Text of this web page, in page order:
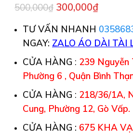
500,000₫ 300,000₫
TƯ VẤN NHANH
NGAY: ZALO ÁO DÀI TÀI
CỬA HÀNG : 239 Nguyễn
Phường 6 , Quận Bình
CỬA HÀNG : 218/36/1A,
Cung, Phường 12, Gò Vấp.
CỬA HÀNG : 675 KHA